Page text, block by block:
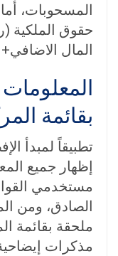
المسحوبات،
حقوق الملكية
المال
المعلومات
بقائمة
تطبيقاً لمبدأ
إظهار جميع
مستخدمي
الصادق، ومن
ملحقة بقائمة
مذكرات